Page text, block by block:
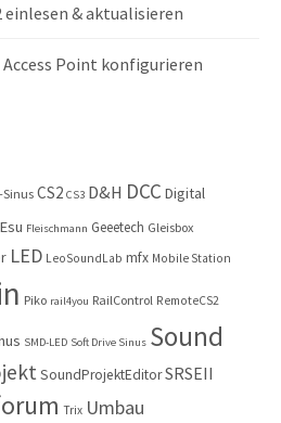
einlesen & aktualisieren
Access Point konfigurieren
Sinus CS2 CS3 D&H DCC Digital
Esu Fleischmann Geeetech Gleisbox
LED LeoSoundLab mfx Mobile Station
Piko rail4you RailControl RemoteCS2
SMD-LED Soft Drive Sinus Sound
SoundProjektEditorSRSEII
Trix Umbau